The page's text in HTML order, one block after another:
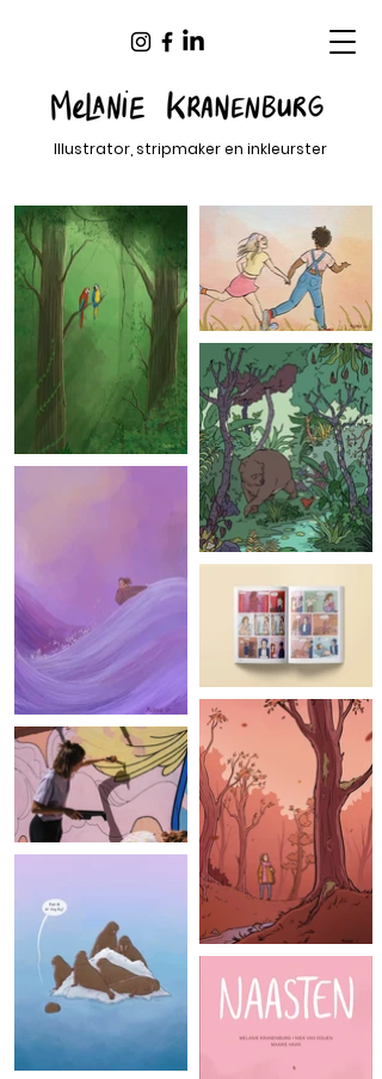
Illustrator, stripmaker en inkleurster